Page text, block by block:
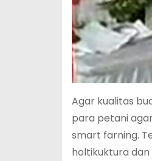
Agar kualitas
para petani
smart farning.
holtikuktura